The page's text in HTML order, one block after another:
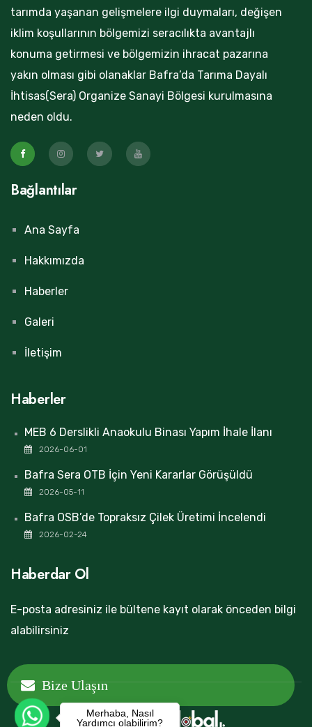
Merhaba, Nasıl
Yardımcı olabilirim?
tarımda yaşanan gelişmelere ilgi duymaları, değişen
iklim koşullarının bölgemizi seracılıkta avantajlı
konuma getirmesi ve bölgemizin ihracat pazarına
yakın olması gibi olanaklar Bafra’da Tarıma Dayalı
İhtisas(Sera) Organize Sanayi Bölgesi kurulmasına
neden oldu.
Bağlantılar
Ana Sayfa
Hakkımızda
Haberler
Galeri
İletişim
Haberler
MEB 6 Derslikli Anaokulu Binası Yapım İhale İlanı
2026-06-01
Bafra Sera OTB İçin Yeni Kararlar Görüşüldü
2026-05-11
Bafra OSB’de Topraksız Çilek Üretimi İncelendi
2026-02-24
Haberdar Ol
E-posta adresiniz ile bültene kayıt olarak önceden bilgi
alabilirsiniz
Bize Ulaşın
Copyright © 2023